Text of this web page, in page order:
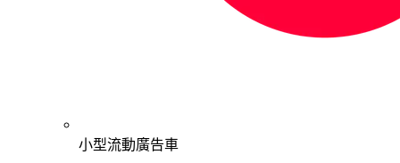
小型流動廣告車